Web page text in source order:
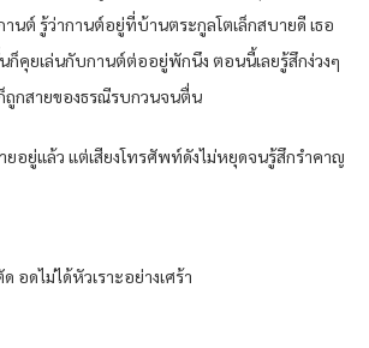
นต์ รู้ว่ากานต์อยู่ที่บ้านตระกูลโตเล็กสบายดี เธอ
นก็คุยเล่นกับกานต์ต่ออยู่พักนึง ตอนนี้เลยรู้สึกง่วงๆ
ถูกสายของธรณีรบกวนจนตื่น
ยอยู่แล้ว แต่เสียงโทรศัพท์ดังไม่หยุดจนรู้สึกรำคาญ
อดไม่ได้หัวเราะอย่างเศร้า